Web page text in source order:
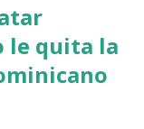
le quita la